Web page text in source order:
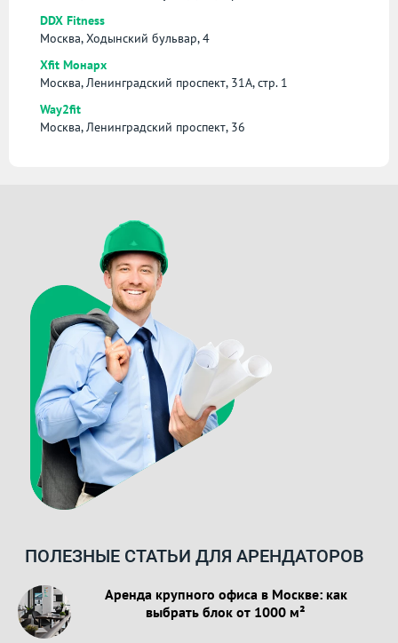
DDX Fitness
Москва, Ходынский бульвар, 4
Xfit Монарх
Москва, Ленинградский проспект, 31А, стр. 1
Way2fit
Москва, Ленинградский проспект, 36
ПОЛЕЗНЫЕ СТАТЬИ ДЛЯ АРЕНДАТОРОВ
Аренда крупного офиса в Москве: как
выбрать блок от 1000 м²